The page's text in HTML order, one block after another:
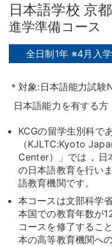
日本語学校 京
進学準備コース
全日制1年 ※4月入学
＊対象:日本語能力試
日本語能力を有する方
KCGの留学生別科で
（KJLTC:Kyoto
Center）」では ， 日
の日本語教育を行い
語教育機関です。
本コースは文部科学
本国での教育年数が
コースを修了するこ
本の高等教育機関へ